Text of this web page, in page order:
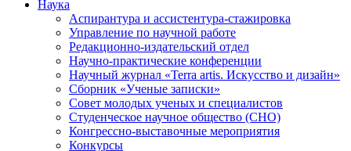
Наука
Аспирантура и ассистентура-стажировка
Управление по научной работе
Редакционно-издательский отдел
Научно-практические конференции
Научный журнал «Terra artis. Искусство и дизайн»
Сборник «Ученые записки»
Совет молодых ученых и специалистов
Студенческое научное общество (СНО)
Конгрессно-выставочные мероприятия
Конкурсы